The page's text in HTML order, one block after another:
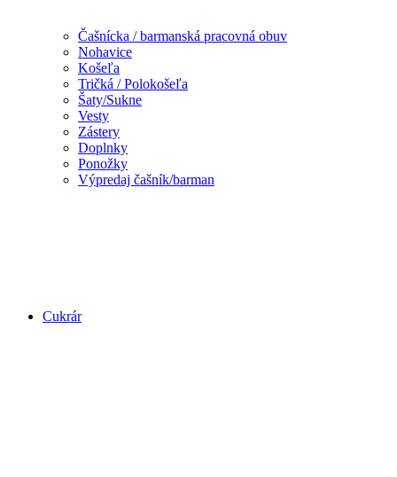
Čašnícka / barmanská pracovná obuv
Nohavice
Košeľa
Tričká / Polokošeľa
Šaty/Sukne
Vesty
Zástery
Doplnky
Ponožky
Výpredaj čašník/barman
Cukrár